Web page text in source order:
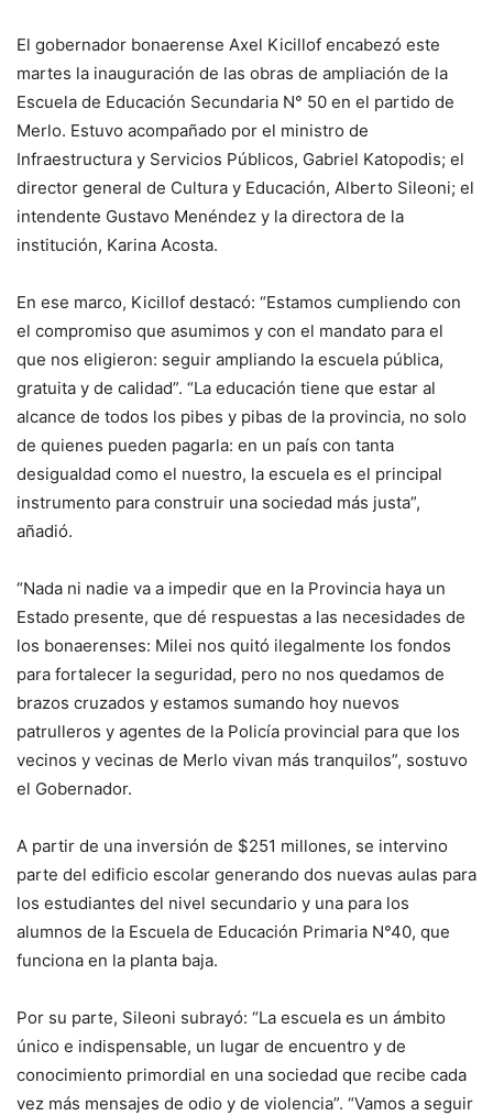
El gobernador bonaerense Axel Kicillof encabezó este
martes la inauguración de las obras de ampliación de la
Escuela de Educación Secundaria N° 50 en el partido de
Merlo. Estuvo acompañado por el ministro de
Infraestructura y Servicios Públicos, Gabriel Katopodis; el
director general de Cultura y Educación, Alberto Sileoni; el
intendente Gustavo Menéndez y la directora de la
institución, Karina Acosta.
En ese marco, Kicillof destacó: “Estamos cumpliendo con
el compromiso que asumimos y con el mandato para el
que nos eligieron: seguir ampliando la escuela pública,
gratuita y de calidad”. “La educación tiene que estar al
alcance de todos los pibes y pibas de la provincia, no solo
de quienes pueden pagarla: en un país con tanta
desigualdad como el nuestro, la escuela es el principal
instrumento para construir una sociedad más justa”,
añadió.
“Nada ni nadie va a impedir que en la Provincia haya un
Estado presente, que dé respuestas a las necesidades de
los bonaerenses: Milei nos quitó ilegalmente los fondos
para fortalecer la seguridad, pero no nos quedamos de
brazos cruzados y estamos sumando hoy nuevos
patrulleros y agentes de la Policía provincial para que los
vecinos y vecinas de Merlo vivan más tranquilos”, sostuvo
el Gobernador.
A partir de una inversión de $251 millones, se intervino
parte del edificio escolar generando dos nuevas aulas para
los estudiantes del nivel secundario y una para los
alumnos de la Escuela de Educación Primaria N°40, que
funciona en la planta baja.
Por su parte, Sileoni subrayó: “La escuela es un ámbito
único e indispensable, un lugar de encuentro y de
conocimiento primordial en una sociedad que recibe cada
vez más mensajes de odio y de violencia”. “Vamos a seguir